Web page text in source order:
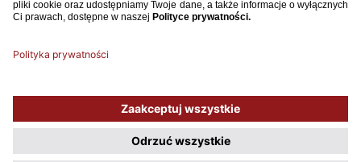
z Chorwacją 2:2. Gole dla biało-czerwonych strzelili Martin Szczerbiński
i David Sulewski.
Używamy plików cookies, aby ułatwić Ci korzystanie z naszego serwisu
oraz do celów statystycznych. Jeśli nie blokujesz tych plików, to zgadzasz
się na ich użycie oraz zapisanie w pamięci urządzenia. Pamiętaj, że